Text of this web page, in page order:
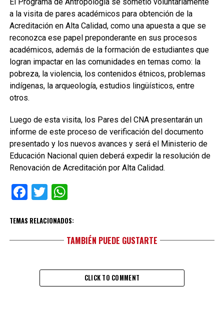
a la visita de pares académicos para obtención de la
Acreditación en Alta Calidad, como una apuesta a que se
reconozca ese papel preponderante en sus procesos
académicos, además de la formación de estudiantes que
logran impactar en las comunidades en temas como: la
pobreza, la violencia, los contenidos étnicos, problemas
indígenas, la arqueología, estudios lingüísticos, entre
otros.
Luego de esta visita, los Pares del CNA presentarán un
informe de este proceso de verificación del documento
presentado y los nuevos avances y será el Ministerio de
Educación Nacional quien deberá expedir la resolución de
Renovación de Acreditación por Alta Calidad.
Facebook
TwitterWhatsApp
TEMAS RELACIONADOS:
TAMBIÉN PUEDE GUSTARTE
CLICK TO COMMENT